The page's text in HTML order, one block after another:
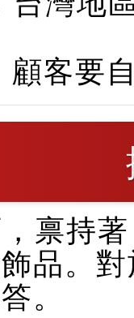
客要
禀持
品。
。